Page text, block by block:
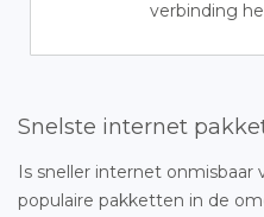
verbinding
Snelste internet
Is sneller internet onmisbaar
populaire pakketten in de